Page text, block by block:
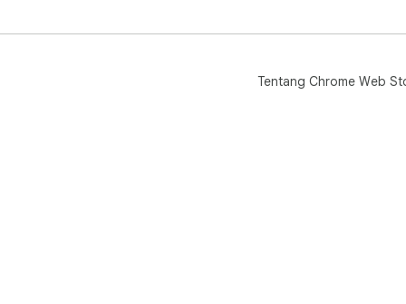
Tentang Chrome Web